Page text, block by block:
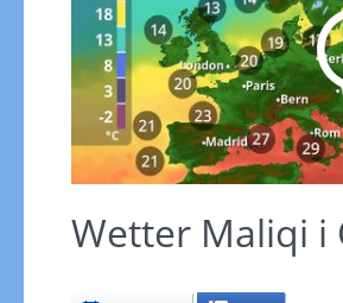
Wetter Maliqi i